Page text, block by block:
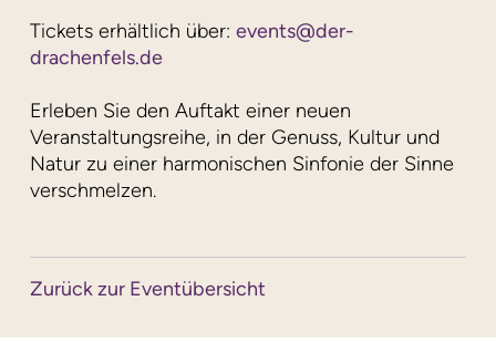
Tickets erhältlich über: events@der-
drachenfels.de
Erleben Sie den Auftakt einer neuen
Veranstaltungsreihe, in der Genuss, Kultur und
Natur zu einer harmonischen Sinfonie der Sinne
verschmelzen.
Zurück zur Eventübersicht